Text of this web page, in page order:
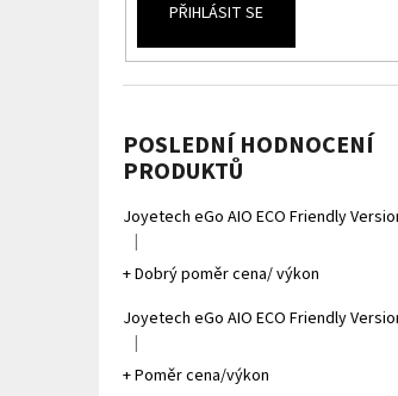
PŘIHLÁSIT SE
POSLEDNÍ HODNOCENÍ
PRODUKTŮ
Hodnocení produktu je 5 z 5 hvězdiček.
|
+ Dobrý poměr cena/ výkon
Hodnocení produktu je 5 z 5 hvězdiček.
|
+ Poměr cena/výkon